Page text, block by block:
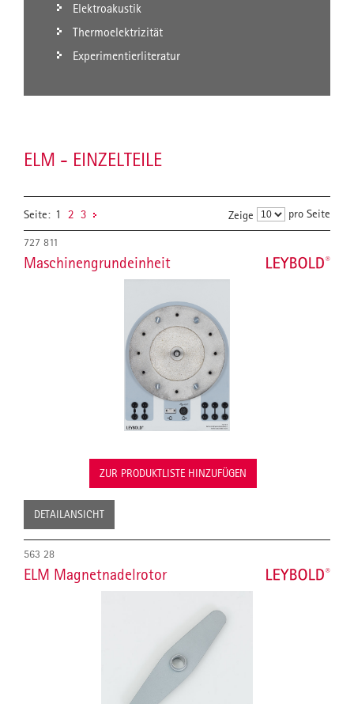
Elektroakustik
Thermoelektrizität
Experimentierliteratur
ELM - EINZELTEILE
Seite: 1 2 3 Zeige pro Seite
727 811
Maschinengrundeinheit
ZUR PRODUKTLISTE HINZUFÜGEN
DETAILANSICHT
563 28
ELM Magnetnadelrotor